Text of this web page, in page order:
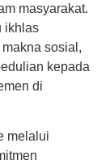
masyarakat.
ikhlas
sosial,
kepada
di
melalui